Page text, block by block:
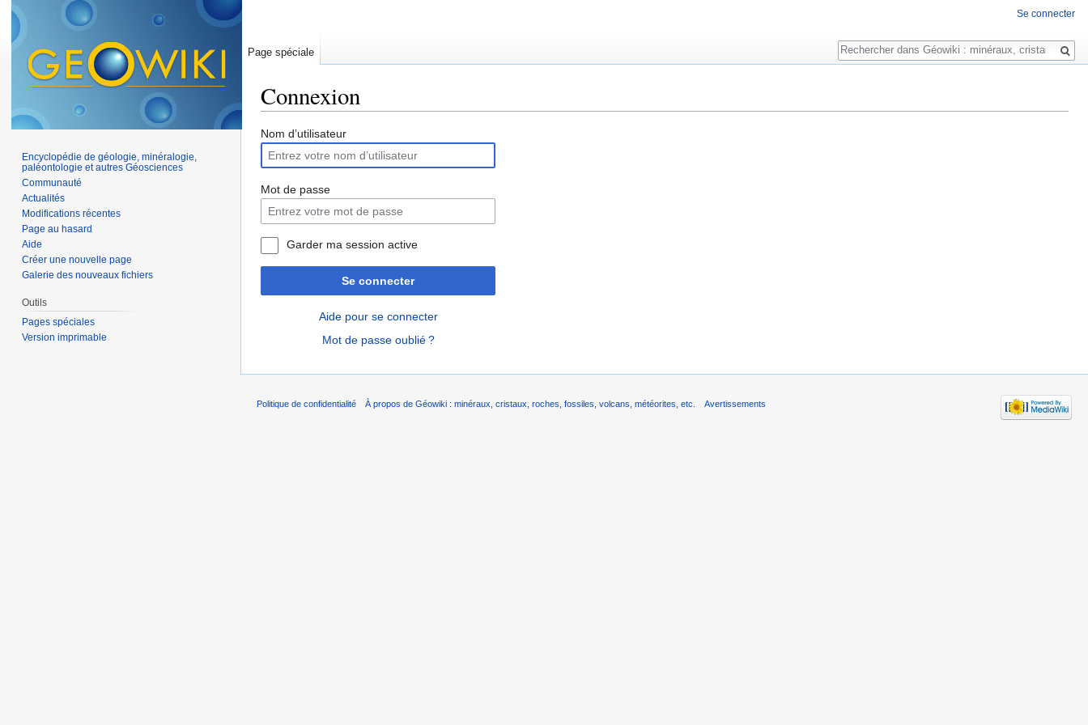
Connexion
Nom d’utilisateur
Mot de passe
Garder ma session active
Se connecter
Aide pour se connecter
Mot de passe oublié ?
Se connecter
Page spéciale
Rechercher
Encyclopédie de géologie, minéralogie,
paléontologie et autres Géosciences
Communauté
Actualités
Modifications récentes
Page au hasard
Aide
Créer une nouvelle page
Galerie des nouveaux fichiers
Outils
Pages spéciales
Version imprimable
Politique de confidentialité À propos de Géowiki : minéraux, cristaux, roches, fossiles, volcans, météorites, etc. Avertissements